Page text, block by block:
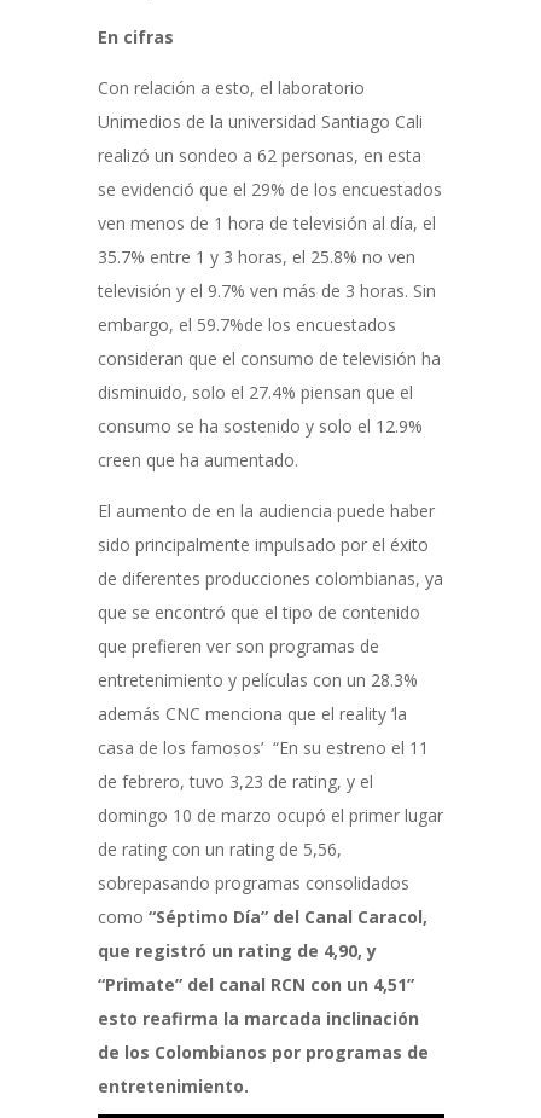
En cifras
Con relación a esto, el laboratorio
Unimedios de la universidad Santiago Cali
realizó un sondeo a 62 personas, en esta
se evidenció que el 29% de los encuestados
ven menos de 1 hora de televisión al día, el
35.7% entre 1 y 3 horas, el 25.8% no ven
televisión y el 9.7% ven más de 3 horas. Sin
embargo, el 59.7%de los encuestados
consideran que el consumo de televisión ha
disminuido, solo el 27.4% piensan que el
consumo se ha sostenido y solo el 12.9%
creen que ha aumentado.
El aumento de en la audiencia puede haber
sido principalmente impulsado por el éxito
de diferentes producciones colombianas, ya
que se encontró que el tipo de contenido
que prefieren ver son programas de
entretenimiento y películas con un 28.3%
además CNC menciona que el reality ‘la
casa de los famosos’ “En su estreno el 11
de febrero, tuvo 3,23 de rating, y el
domingo 10 de marzo ocupó el primer lugar
de rating con un rating de 5,56,
sobrepasando programas consolidados
como “Séptimo Día” del Canal Caracol,
que registró un rating de 4,90, y
“Primate” del canal RCN con un 4,51”
esto reafirma la marcada inclinación
de los Colombianos por programas de
entretenimiento.